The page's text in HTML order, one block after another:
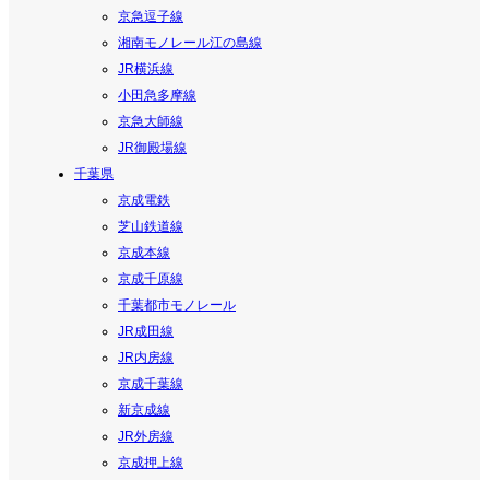
京急逗子線
湘南モノレール江の島線
JR横浜線
小田急多摩線
京急大師線
JR御殿場線
千葉県
京成電鉄
芝山鉄道線
京成本線
京成千原線
千葉都市モノレール
JR成田線
JR内房線
京成千葉線
新京成線
JR外房線
京成押上線